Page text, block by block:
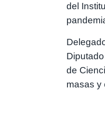
del
de
masas y